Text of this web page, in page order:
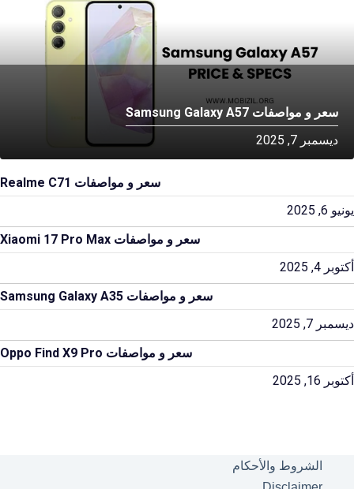
سعر و مواصفات Samsung Galaxy A57
ديسمبر 7, 2025
سعر و مواصفات Realme C71
يونيو 6, 2025
سعر و مواصفات Xiaomi 17 Pro Max
أكتوبر 4, 2025
سعر و مواصفات Samsung Galaxy A35
ديسمبر 7, 2025
سعر و مواصفات Oppo Find X9 Pro
أكتوبر 16, 2025
الشروط والأحكام